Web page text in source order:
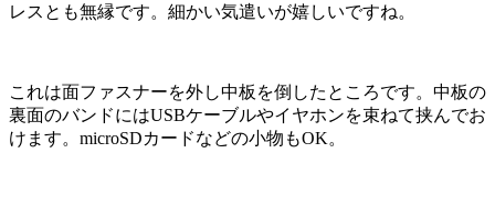
レスとも無縁です。細かい気遣いが嬉しいですね。
これは面ファスナーを外し中板を倒したところです。中板の
裏面のバンドにはUSBケーブルやイヤホンを束ねて挟んでお
けます。microSDカードなどの小物もOK。